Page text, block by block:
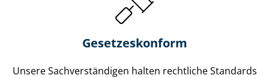
Gesetzes­konform
Unsere Sach­ver­stän­di­gen halten rechtliche Standards